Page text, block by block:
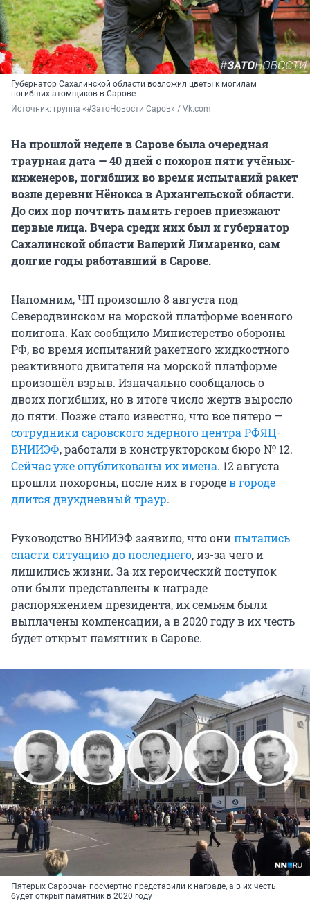
Губернатор Сахалинской области возложил цветы к могилам
погибших атомщиков в Сарове
Источник: группа «#ЗатоНовости Саров» / Vk.com
На прошлой неделе в Сарове была очередная
траурная дата — 40 дней с похорон пяти учёных-
инженеров, погибших во время испытаний ракет
возле деревни Нёнокса в Архангельской области.
До сих пор почтить память героев приезжают
первые лица. Вчера среди них был и губернатор
Сахалинской области Валерий Лимаренко, сам
долгие годы работавший в Сарове.
Напомним, ЧП произошло 8 августа под
Северодвинском на морской платформе военного
полигона. Как сообщило Министерство обороны
РФ, во время испытаний ракетного жидкостного
реактивного двигателя на морской платформе
произошёл взрыв. Изначально сообщалось о
двоих погибших, но в итоге число жертв выросло
до пяти. Позже стало известно, что все пятеро —
сотрудники саровского ядерного центра РФЯЦ-
ВНИИЭФ, работали в конструкторском бюро № 12.
Сейчас уже опубликованы их имена. 12 августа
прошли похороны, после них в городев городе
длится двухдневный траур.
Руководство ВНИИЭФ заявило, что онипытались
спасти ситуацию до последнего, из-за чего и
лишились жизни. За их героический поступок
они были представлены к награде
распоряжением президента, их семьям были
выплачены компенсации, а в 2020 году в их честь
будет открыт памятник в Сарове.
Пятерых Саровчан посмертно представили к награде, а в их честь
будет открыт памятник в 2020 году